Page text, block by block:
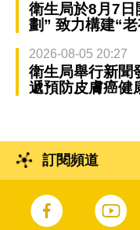
衛生局於8月7日
劃” 致力構建“
2026-08-05 20:27
衛生局舉行新聞
遞預防皮膚癌健
訂閱頻道